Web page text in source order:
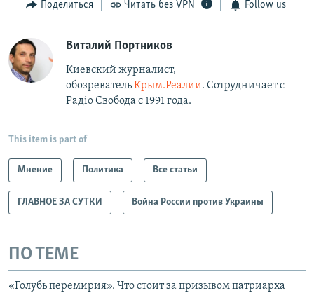
Поделиться Читать без VPN Follow us
Виталий Портников
Киевский журналист,
обозревательКрым.Реалии. Сотрудничает с
Радiо Свобода с 1991 года.
This item is part of
Мнение Политика Все статьи
ГЛАВНОЕ ЗА СУТКИ Война России против Украины
ПО ТЕМЕ
«Голубь перемирия». Что стоит за призывом патриарха